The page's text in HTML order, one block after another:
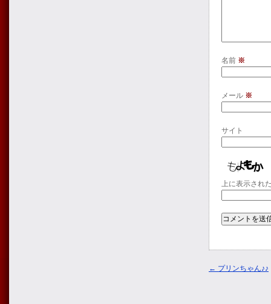
名前 ※
メール ※
サイト
上に表示され
← プリンちゃん♪♪